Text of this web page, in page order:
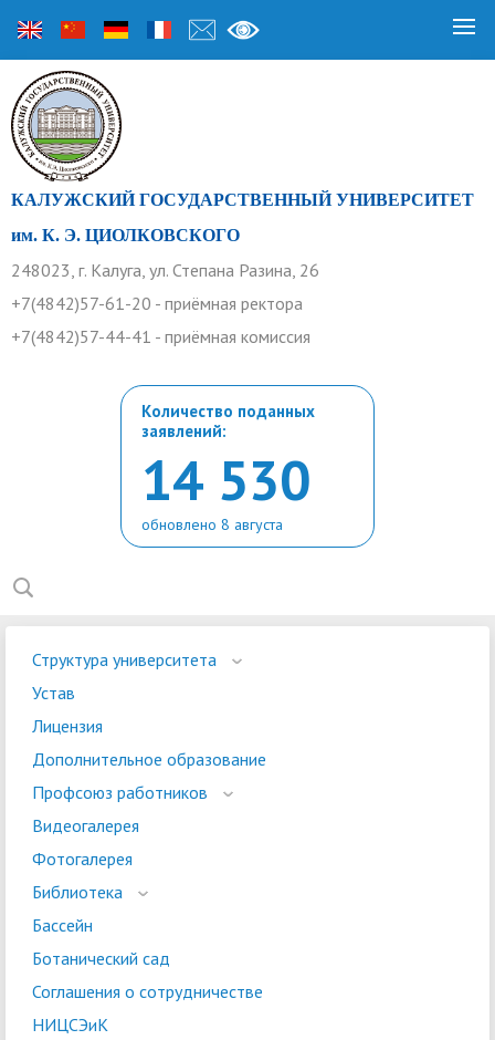
КАЛУЖСКИЙ ГОСУДАРСТВЕННЫЙ УНИВЕРСИТЕТ
им. К. Э. ЦИОЛКОВСКОГО
248023, г. Калуга, ул. Степана Разина, 26
+7(4842)57-61-20 - приёмная ректора
+7(4842)57-44-41 - приёмная комиссия
Количество поданных
заявлений:
14 530
обновлено 8 августа
Структура университета
Устав
Лицензия
Дополнительное образование
Профсоюз работников
Видеогалерея
Фотогалерея
Библиотека
Бассейн
Ботанический сад
Соглашения о сотрудничестве
НИЦСЭиК